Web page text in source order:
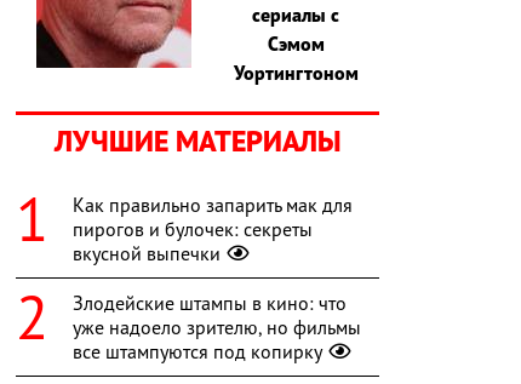
сериалы с
Сэмом
Уортингтоном
ЛУЧШИЕ МАТЕРИАЛЫ
Как правильно запарить мак для
пирогов и булочек: секреты
вкусной выпечки
Злодейские штампы в кино: что
уже надоело зрителю, но фильмы
все штампуются под копирку